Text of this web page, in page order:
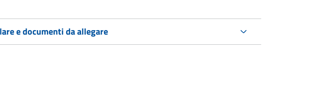
e documenti da allegare